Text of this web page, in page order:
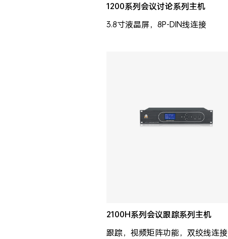
1200系列会议讨论系列主机
3.8寸液晶屏，8P-DIN线连接
2100H系列会议跟踪系列主机
跟踪，视频矩阵功能，双绞线连接